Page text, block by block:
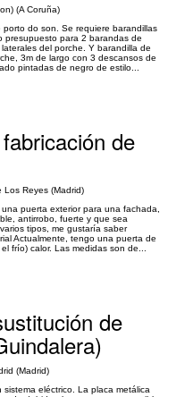
(A Coruña)
do son. Se requiere barandillas
presupuesto para 2 barandas de
del porche. Y barandilla de
3m de largo con 3 descansos de
pintadas de negro de estilo...
de
Reyes (Madrid)
puerta exterior para una fachada,
antirrobo, fuerte y que sea
tipos, me gustaría saber
Actualmente, tengo una puerta de
frío) calor. Las medidas son de...
de
(Madrid)
eléctrico. La placa metálica